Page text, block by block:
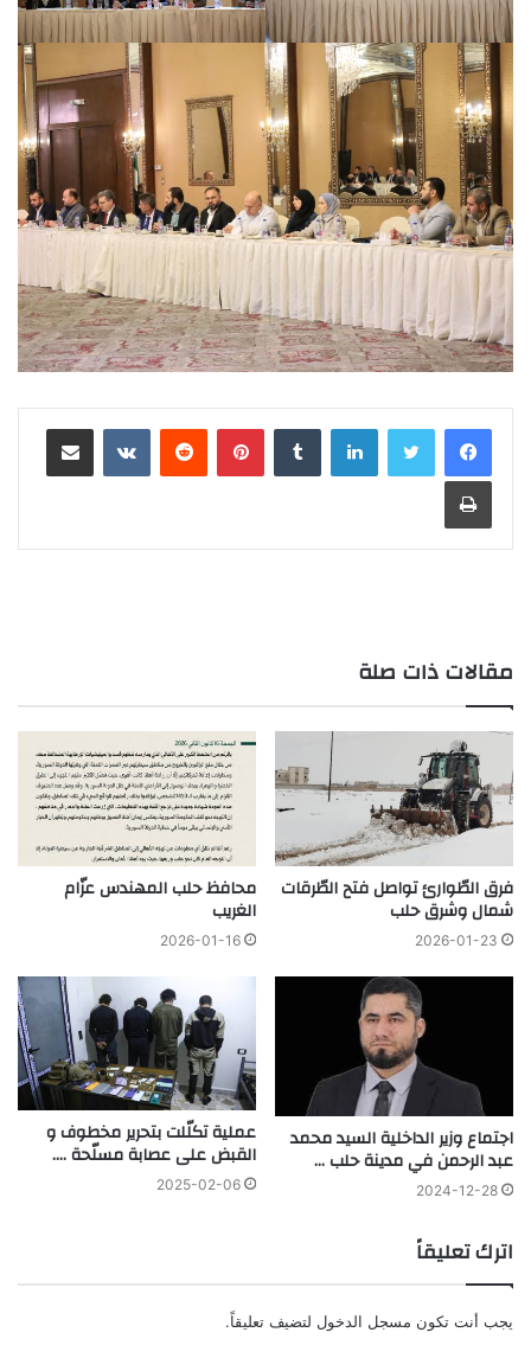
لينكدإن بينتيريست مشاركة عبر البريد
طباعة
مقالات ذات صلة
فرق الطّوارئ تواصل فتح الطّرقات
شمال وشرق حلب
2026-01-23
محافظ حلب المهندس عزّام
الغريب
2026-01-16
اجتماع وزير الداخلية السيد محمد
عبد الرحمن في مدينة حلب …
2024-12-28
عملية تكلّلت بتحرير مخطوف و
القبض على عصابة مسلّحة ….
2025-02-06
اترك تعليقاً
يجب أنت تكون مسجل الدخول لتضيف تعليقاً.